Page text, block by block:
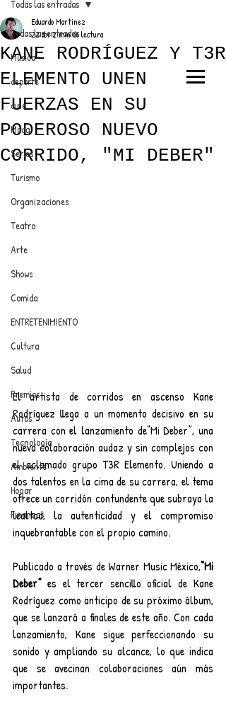
ANUNCIATE CON NOSOTROS
PARA MÁS INFORMACIÓN:
dinamicaseltrendytop@gmail.com
EL TRENDY TOP
CON EDDY MARTINEZ
Todas las entradas
Música
deporte
cine
Moda
Series
Turismo
Organizaciones
Teatro
Arte
Shows
Comida
ENTRETENIMIENTO
Cultura
Salud
Premios
Autos
Tecnología
Ambiente
Hogar
Finanzas
Todas las entradas
KANE RODRÍGUEZ Y T3R
ELEMENTO UNEN
FUERZAS EN SU
PODEROSO NUEVO
CORRIDO, "MI DEBER"
Eduardo Martínez
22 abr2 min de lectura
El artista de corridos en ascenso Kane
Rodríguez llega a un momento decisivo en su
carrera con el lanzamiento de“Mi Deber”, una
nueva colaboración audaz y sin complejos con
el aclamado grupo T3R Elemento. Uniendo a
dos talentos en la cima de su carrera, el tema
ofrece un corridón contundente que subraya la
lealtad, la autenticidad y el compromiso
inquebrantable con el propio camino.
Publicado a través de Warner Music México,“Mi
Deber” es el tercer sencillo oficial de Kane
Rodríguez como anticipo de su próximo álbum,
que se lanzará a finales de este año. Con cada
lanzamiento, Kane sigue perfeccionando su
sonido y ampliando su alcance, lo que indica
que se avecinan colaboraciones aún más
importantes.